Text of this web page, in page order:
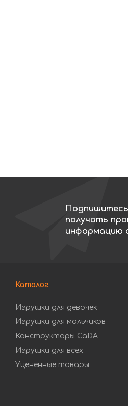
получать
информацию
Каталог
Игрушки для девочек
Игрушки для мальчиков
Конструкторы CaDA
Игрушки для всех
Уцененные товары